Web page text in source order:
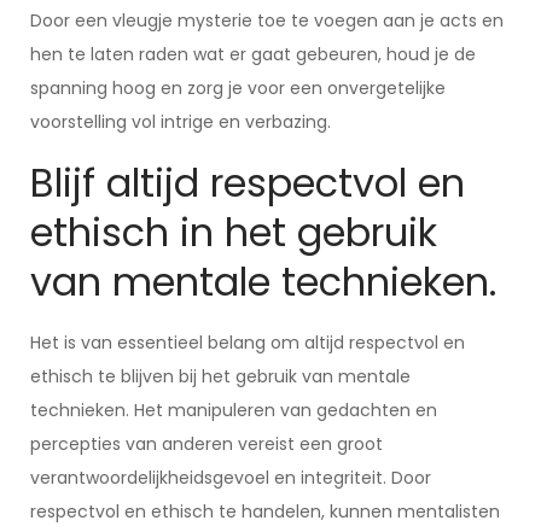
Door een vleugje mysterie toe te voegen aan je acts en
hen te laten raden wat er gaat gebeuren, houd je de
spanning hoog en zorg je voor een onvergetelijke
voorstelling vol intrige en verbazing.
Blijf altijd respectvol en
ethisch in het gebruik
van mentale technieken.
Het is van essentieel belang om altijd respectvol en
ethisch te blijven bij het gebruik van mentale
technieken. Het manipuleren van gedachten en
percepties van anderen vereist een groot
verantwoordelijkheidsgevoel en integriteit. Door
respectvol en ethisch te handelen, kunnen mentalisten